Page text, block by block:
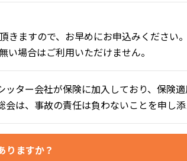
きますので、お早めにお申込みください。
い場合はご利用いただけません。
ター会社が保険に加入しており、保険
は、事故の責任は負わないことを申し添
りますか？